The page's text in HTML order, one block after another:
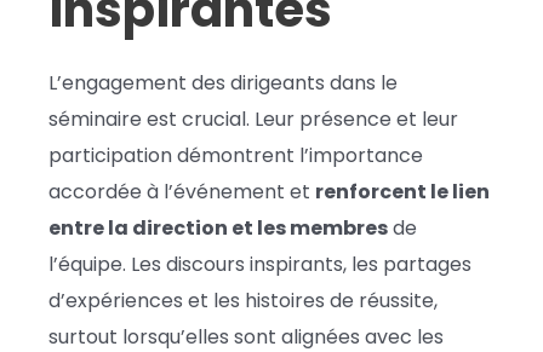
L’engagement des dirigeants dans le
séminaire est crucial. Leur présence et leur
participation démontrent l’importance
accordée à l’événement et renforcent le lien
entre la direction et les membresde
l’équipe. Les discours inspirants, les partages
d’expériences et les histoires de réussite,
surtout lorsqu’elles sont alignées avec les